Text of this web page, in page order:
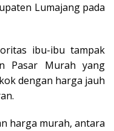
Lumajang pada
ibu-ibu tampak
Pasar Murah yang
dengan harga jauh
harga murah, antara